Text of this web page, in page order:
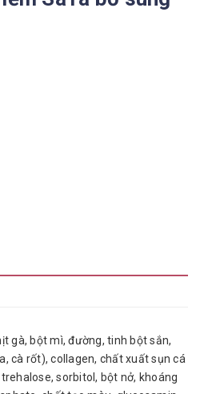
gà, bột mì, đường, tinh bột sắn,
cà rốt), collagen, chất xuất sụn cá
sorbitol, bột nở, khoáng